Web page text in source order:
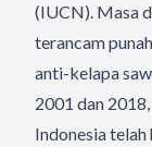
(IUCN). Masa
terancam
anti-kelapa
2001 dan
Indonesia telah